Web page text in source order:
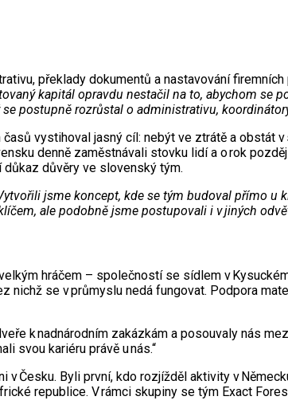
překlady dokumentů a nastavování
kapitál opravdu nestačil na to, abychom
postupně rozrůstal o administrativu,
vystihoval jasný cíl: nebýt ve ztrátě a obstát
denně zaměstnávali stovku lidí a o rok
důvěry ve slovenský tým.
jsme koncept, kde se tým budoval přímo
ale podobně jsme postupovali i v jiných
hráčem – společností se sídlem v
nichž se v průmyslu nedá fungovat. Podpora
k nadnárodním zakázkám a posouvaly nás
svou kariéru právě u nás.“
v Česku. Byli první, kdo rozjížděl aktivity v
republice. V rámci skupiny se tým Exact